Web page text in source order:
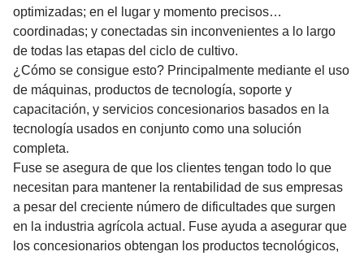
optimizadas; en el lugar y momento precisos…
coordinadas; y conectadas sin inconvenientes a lo largo
de todas las etapas del ciclo de cultivo.
¿Cómo se consigue esto? Principalmente mediante el uso
de máquinas, productos de tecnología, soporte y
capacitación, y servicios concesionarios basados en la
tecnología usados en conjunto como una solución
completa.
Fuse se asegura de que los clientes tengan todo lo que
necesitan para mantener la rentabilidad de sus empresas
a pesar del creciente número de dificultades que surgen
en la industria agrícola actual. Fuse ayuda a asegurar que
los concesionarios obtengan los productos tecnológicos,